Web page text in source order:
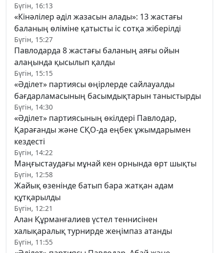
Бүгін, 16:13
«Кінәлілер әділ жазасын алады»: 13 жастағы
баланың өліміне қатысты іс сотқа жіберілді
Бүгін, 15:27
Павлодарда 8 жастағы баланың аяғы ойын
алаңында қысылып қалды
Бүгін, 15:15
«Әділет» партиясы өңірлерде сайлауалды
бағдарламасының басымдықтарын таныстырды
Бүгін, 14:30
«Әділет» партиясының өкілдері Павлодар,
Қарағанды және СҚО-да еңбек ұжымдарымен
кездесті
Бүгін, 14:22
Маңғыстаудағы мұнай кен орнында өрт шықты
Бүгін, 12:58
Жайық өзенінде батып бара жатқан адам
құтқарылды
Бүгін, 12:21
Алан Құрманғалиев үстел теннисінен
халықаралық турнирде жеңімпаз атанды
Бүгін, 11:55